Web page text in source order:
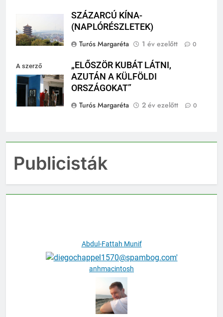
SZÁZARCÚ KÍNA-
A szerző
felvétele
„ELŐSZÖR KUBÁT LÁTNI,
AZUTÁN A KÜLFÖLDI
Publicisták
Abdul-Fattah Munif
anhmacintosh